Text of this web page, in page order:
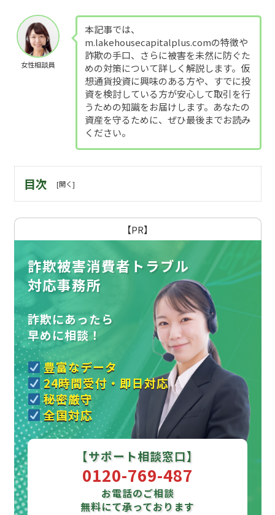
女性相談員
本記事では、
m.lakehousecapitalplus.comの特徴や
詐欺の手口、さらに被害を未然に防ぐた
めの対策について詳しく解説します。仮
想通貨投資に興味のある方や、すでに投
資を検討している方が安心して取引を行
うための知識をお届けします。あなたの
資産を守るために、ぜひ最後までお読み
ください。
目次
【PR】
詐欺被害消費者トラブル
対応事務所
詐欺にあったら
早めに相談！
豊富なデータ
24時間受付・即日対応
秘密厳守
全国対応
【サポート相談窓口】
0120-769-487
お電話のご相談
無料にて承っております